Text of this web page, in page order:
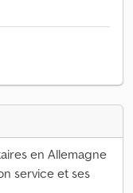
en Allemagne
service et ses